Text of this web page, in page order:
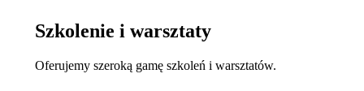
Szkolenie i warsztaty
Oferujemy szeroką gamę szkoleń i warsztatów.